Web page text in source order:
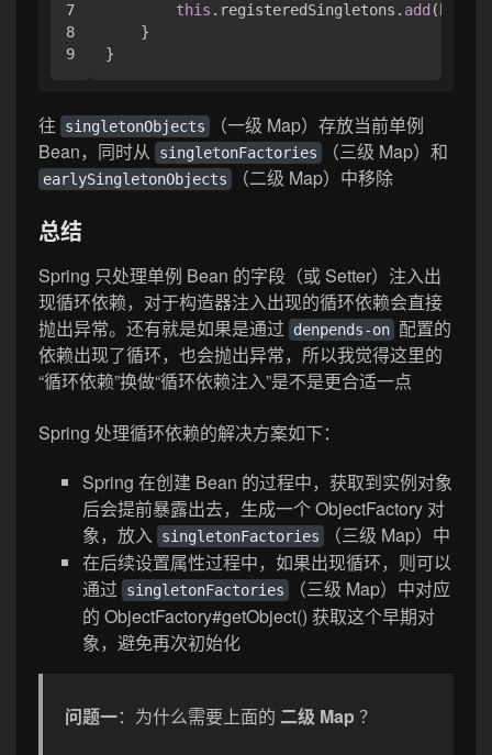
7
8
this .registeredSingletons. add
    }
}
往 singletonObjects
（一级 Map）存放当前单例
Bean，同时从
singletonFactories （三级 Map）和
earlySingletonObjects （二级 Map）中移除
总结
Spring 只处理单例 Bean 的字段（或 Setter）注入出
现循环依赖，对于构造器注入出现的循环依赖会直接
抛出异常。还有就是如果是通过
denpends-on 配置的
依赖出现了循环，也会抛出异常，所以我觉得这里的
“循环依赖”换做“循环依赖注入”是不是更合适一点
Spring 处理循环依赖的解决方案如下：
Spring 在创建 Bean 的过程中，获取到实例对象
后会提前暴露出去，生成一个 ObjectFactory 对
象，放入
singletonFactories
（三级 Map）中
在后续设置属性过程中，如果出现循环，则可以
通过
singletonFactories
（三级 Map）中对应
的 ObjectFactory#getObject() 获取这个早期对
象，避免再次初始化
问题一：为什么需要上面的 二级 Map ？